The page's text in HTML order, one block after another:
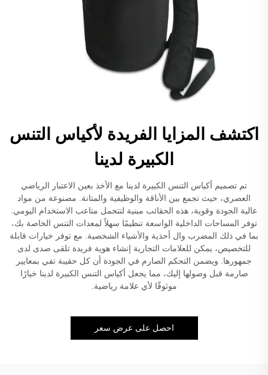
اكتشف المزايا الفريدة لأكياس التنس
الكبيرة لدينا
تم تصميم أكياس التنس الكبيرة لدينا مع الأخذ بعين الاعتبار الرياضي
العصري، حيث تجمع بين الأناقة والوظيفية والمتانة. مصنوعة من مواد
عالية الجودة وقوية، هذه الحقائب مبنية لتتحمل متاعب الاستخدام اليومي.
توفر المساحات الداخلية الواسعة تنظيمًا سهلاً لمعدات التنس الخاصة بك،
بما في ذلك المضرب وال أحذية والأشياء الشخصية. مع توفر خيارات قابلة
للتخصيص، يمكن للعلامات التجارية إنشاء هوية فريدة تلقى صدى لدى
جمهورها. ويضمن التحكم الصارم في الجودة أن كل حقيبة تفي بمعايير
صارمة قبل وصولها إليك، مما يجعل أكياس التنس الكبيرة لدينا خيارًا
موثوقًا لأي علامة رياضية.
احصل على عرض سعر